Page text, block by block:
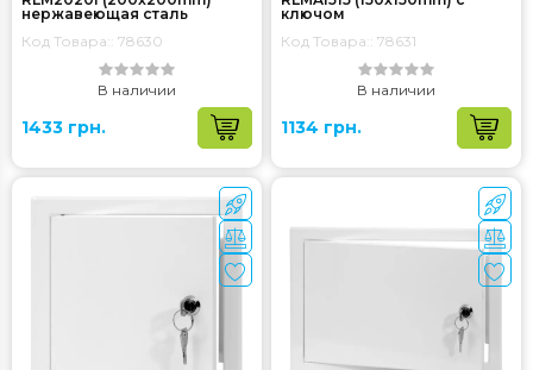
нержавеющая сталь
Код Товара:: 78630
В наличии
1433 грн.
ключом
Код Товара:: 78631
В наличии
1134 грн.